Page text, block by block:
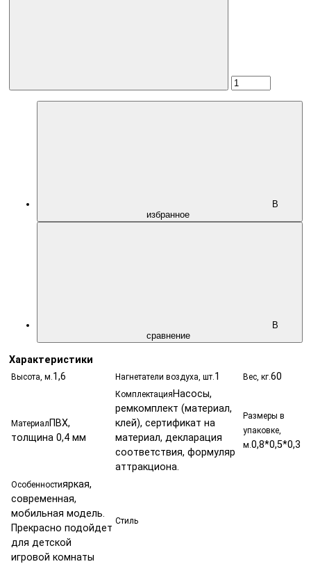
В
избранное
В
сравнение
Характеристики
Высота, м.1,6 Нагнетатели воздуха, шт.1 Вес, кг.60
Материал ПВХ,
толщина 0,4 мм
Комплектация Насосы,
ремкомплект (материал,
клей), сертификат на
материал, декларация
соответствия, формуляр
аттракциона.
Размеры в
упаковке,
м.0,8*0,5*0,3
Особенностияркая,
современная,
мобильная модель.
Прекрасно подойдет
для детской
игровой комнаты
Стиль